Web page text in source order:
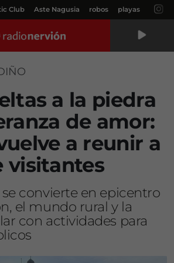
Club Aste Nagusia robos playas
a la piedra
de amor:
a reunir a
visitantes
convierte en epicentro
el mundo rural y la
con actividades para